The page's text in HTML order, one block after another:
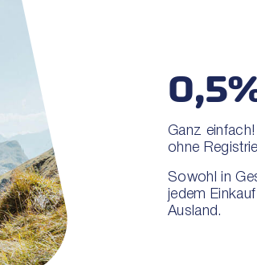
Ganz
ohne
Sowohl in
jedem
Ausland.